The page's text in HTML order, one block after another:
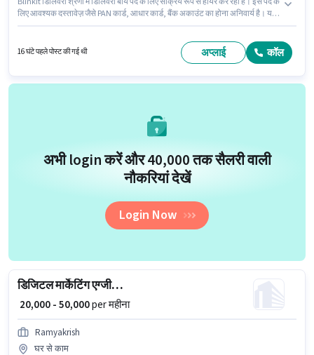
लिए आवश्यक दस्तावेज़ जैसे PAN कार्ड, आधार कार्ड, बैंक अकाउंट का होना अनिवार्य है। यह
वर्ष के अनुभव वाले के लिए उपयुक्त है। आप प्रति माह ₹65000 तक कमा सकते हैं। इस जॉब के
16 घंटे पहले पोस्ट की गई थी अप्लाई कॉल
अभी login करें और ₹40,000 तक सैलरी वाली
नौकरियां देखें
Login Now
डिजिटल मार्केटिंग एग्जीक्यूटिव
₹ 20,000 - 50,000per महीना
Ramyakrish
घर से काम